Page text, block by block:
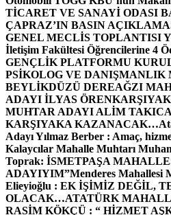
TİCARET VE SANAYİ ODASI
ÇAPRAZ’IN BASIN
GENEL MECLİS TOPLANTISI
İletişim Fakültesi Öğrencilerine 4
GENÇLİK PLATFORMU
PSİKOLOG VE DANIŞMANLIK
BEYLİKDÜZÜ DEREAĞZI
ADAYI İLYAS ÖREN
MUHTAR ADAYI ALİM
KARŞIYAKA KAZANACAK…
Adayı Yılmaz Berber : Amaç,
Kalaycılar Mahalle Muhtarı
Toprak: İSMETPAŞA
ADAYIYIM”Menderes Mahallesi
Elieyioğlu : EK İŞİMİZ DEĞİL,
OLACAK…ATATÜRK
RASİM KÖKÇÜ : “ HİZMET